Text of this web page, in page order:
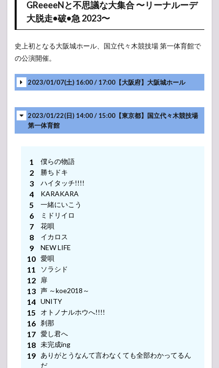
GReeeeNと不思議な大集合 〜リーナルーデ
大脱走•破•急 2023〜
史上初となる大阪城ホール、国立代々木競技場 第一体育館で
の公演開催。
2023/01/07(土) 16:00 / 17:00【大阪府】大阪城ホール
-アンコール-
2023/01/22(日) 14:00 / 15:00【東京都】国立代々木競技場
第一体育館
僕らの物語
勝ちドキ
ハイタッチ!!!!
KARAKARA
一緒にいこう
ミドリイロ
花唄
イカロス
NEW LIFE
愛唄
ソラシド
扉
声 ～koe2018～
UNITY
オトノナルホウへ!!!!
刹那
愛し君へ
未完成ing
ありがとうなんて言わなくても全部わかってるん
だ